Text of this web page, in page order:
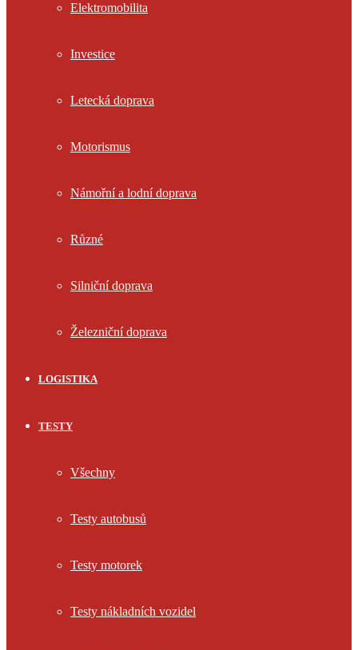
Elektromobilita
Investice
Letecká doprava
Motorismus
Námořní a lodní doprava
Různé
Silniční doprava
Železniční doprava
LOGISTIKA
TESTY
Všechny
Testy autobusů
Testy motorek
Testy nákladních vozidel